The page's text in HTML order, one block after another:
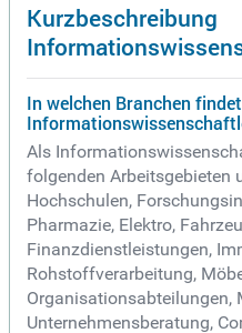
Kurzbeschreibung
In welchen Branchen
Als
folgenden Arbeitsgebieten
Hochschulen,
Pharmazie, Elektro,
Finanzdienstleistungen,
Rohstoffverarbeitung,
Organisationsabteilungen,
Unternehmensberatung,